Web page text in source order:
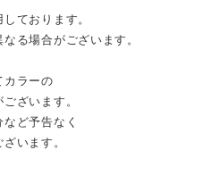
ております。
る場合がございます。
カラーの
ざいます。
ど予告なく
います。